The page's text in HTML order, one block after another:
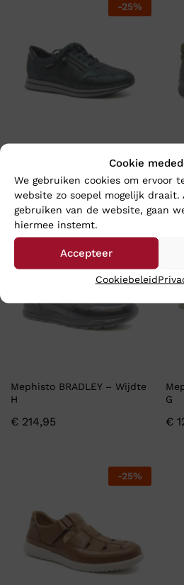
Cookie
We gebruiken cookies om ervoor
website zo soepel mogelijk
gebruiken van de website, gaan
hiermee instemt.
Accepteer
Cookiebeleid
-25%
Mephisto LEENIE – Wijdte G
€146,21 €194,95 €
Mephisto BRADLEY – Wijdte
H
€ 214,95
G
€
-25%